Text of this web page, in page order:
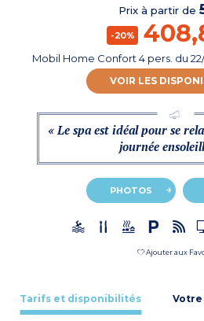
Prix à partir de
-20%
Mobil Home Confort 4 pers. du
VOIR LES
« Le spa est idéal pour se
journée
PHOTOS
Ajouter aux
Tarifs et disponibilités